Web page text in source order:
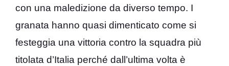
con una maledizione da diverso tempo. I
granata hanno quasi dimenticato come si
festeggia una vittoria contro la squadra più
titolata d’Italia perché dall’ultima volta è